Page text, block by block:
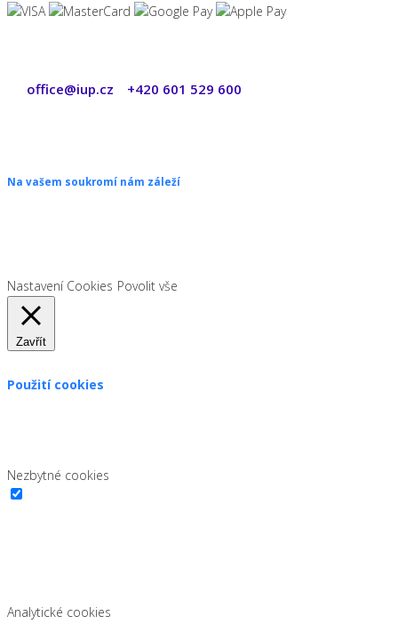
office@iup.cz +420 601 529 600
Na vašem soukromí nám záleží
Nastavení Cookies Povolit vše
Zavřít
Použití cookies
Nezbytné cookies
Analytické cookies